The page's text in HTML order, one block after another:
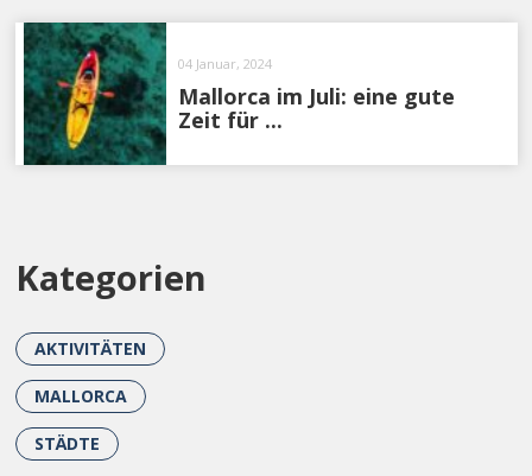
04 Januar, 2024
Mallorca im Juli: eine gute
Zeit für ...
Kategorien
AKTIVITÄTEN
MALLORCA
STÄDTE